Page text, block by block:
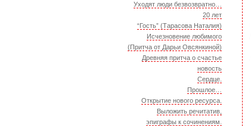
Уходят люди безвозвратно…
20 лет
“Гость” (Тарасова Наталия)
Исчезновение любимого
(Притча от Дарьи Овсянкиной)
Древняя притча о счастье
новость
Сердце.
Прошлое…
Открытие нового ресурса.
Выложить речитатив,
эпиграфы к сочинениям.